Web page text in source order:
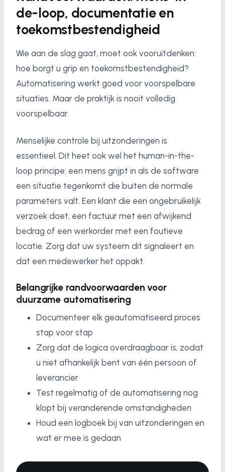
de-loop, documentatie en
toekomstbestendigheid
Wie aan de slag gaat, moet ook vooruitdenken:
hoe borgt u grip en toekomstbestendigheid?
Automatisering werkt goed voor voorspelbare
situaties. Maar de praktijk is nooit volledig
voorspelbaar.
Menselijke controle bij uitzonderingen is
essentieel. Dit heet ook wel het human-in-the-
loop principe: een mens grijpt in als de software
een situatie tegenkomt die buiten de normale
parameters valt. Een klant die een ongebruikelijk
verzoek doet, een factuur met een afwijkend
bedrag of een werkorder met een foutieve
locatie. Zorg dat uw systeem dit signaleert en
dat een medewerker het oppakt.
Belangrijke randvoorwaarden voor
duurzame automatisering
Documenteer elk geautomatiseerd proces
stap voor stap
Zorg dat de logica overdraagbaar is, zodat
u niet afhankelijk bent van één persoon of
leverancier
Test regelmatig of de automatisering nog
klopt bij veranderende omstandigheden
Houd een logboek bij van uitzonderingen en
wat er mee is gedaan